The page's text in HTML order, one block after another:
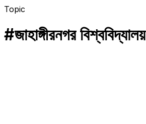
Topic
#জাহাঙ্গীরনগর বিশ্ববিদ্যালয়